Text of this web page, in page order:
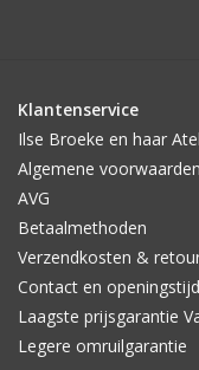
Klantenservice
Ilse Broeke en haar
Algemene voorwaarden
AVG
Betaalmethoden
Verzendkosten &
Contact en
Laagste prijsgarantie
Legere omruilgarantie